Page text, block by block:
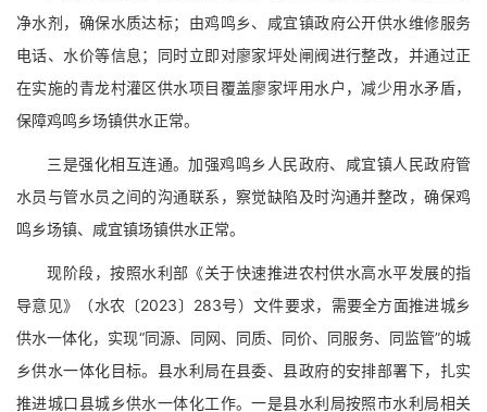
净水剂，确保水质达标；由鸡鸣乡、咸宜镇政府公开供水维修服务
电话、水价等信息；同时立即对廖家坪处闸阀进行整改，并通过正
在实施的青龙村灌区供水项目覆盖廖家坪用水户，减少用水矛盾，
保障鸡鸣乡场镇供水正常。
三是强化相互连通。加强鸡鸣乡人民政府、咸宜镇人民政府管
水员与管水员之间的沟通联系，察觉缺陷及时沟通并整改，确保鸡
鸣乡场镇、咸宜镇场镇供水正常。
现阶段，按照水利部《关于快速推进农村供水高水平发展的指
导意见》（水农〔2023〕283号）文件要求，需要全方面推进城乡
供水一体化，实现“同源、同网、同质、同价、同服务、同监管”的城
乡供水一体化目标。县水利局在县委、县政府的安排部署下，扎实
推进城口县城乡供水一体化工作。一是县水利局按照市水利局相关